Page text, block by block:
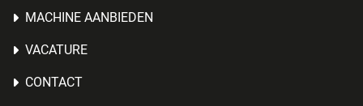
MACHINE AANBIEDEN
VACATURE
CONTACT